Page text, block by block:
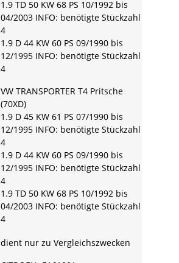
1.9 TD 50 KW 68 PS 10/1992 bis
04/2003 INFO: benötigte Stückzahl
4
1.9 D 44 KW 60 PS 09/1990 bis
12/1995 INFO: benötigte Stückzahl
4
VW TRANSPORTER T4 Pritsche
(70XD)
1.9 D 45 KW 61 PS 07/1990 bis
12/1995 INFO: benötigte Stückzahl
4
1.9 D 44 KW 60 PS 09/1990 bis
12/1995 INFO: benötigte Stückzahl
4
1.9 TD 50 KW 68 PS 10/1992 bis
04/2003 INFO: benötigte Stückzahl
4
dient nur zu Vergleichszwecken